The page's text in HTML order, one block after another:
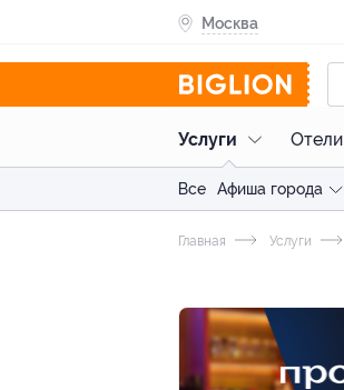
Москва
Услуги Отели
Все Афиша города
Главная Услуги